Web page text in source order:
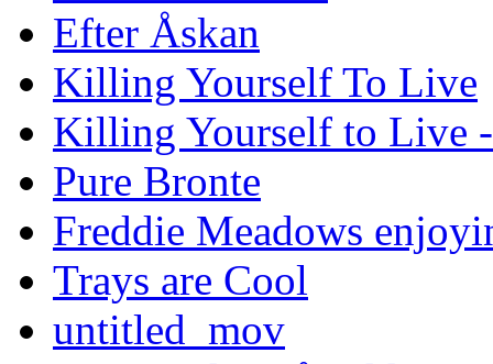
Efter Åskan
Killing Yourself To Live
Killing Yourself to Live -
Pure Bronte
Freddie Meadows
Trays are Cool
untitled_mov